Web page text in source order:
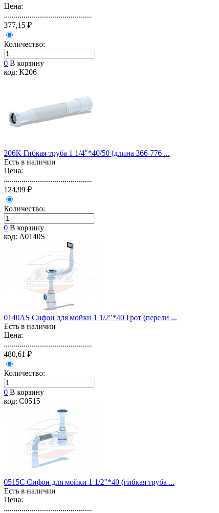
Цена:
.............................................
377,15 ₽
Количество:
0 В корзину
код: K206
206K Гибкая труба 1 1/4"*40/50 (длина 366-776 ...
Есть в наличии
Цена:
.............................................
124,99 ₽
Количество:
0 В корзину
код: A0140S
0140AS Сифон для мойки 1 1/2"*40 Грот (перели ...
Есть в наличии
Цена:
.............................................
480,61 ₽
Количество:
0 В корзину
код: C0515
0515C Сифон для мойки 1 1/2"*40 (гибкая труба ...
Есть в наличии
Цена:
.............................................